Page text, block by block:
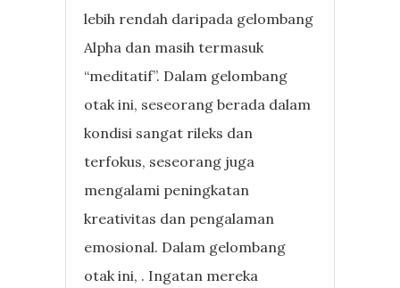
lebih rendah daripada gelombang
Alpha dan masih termasuk
“meditatif”. Dalam gelombang
otak ini, seseorang berada dalam
kondisi sangat rileks dan
terfokus, seseorang juga
mengalami peningkatan
kreativitas dan pengalaman
emosional. Dalam gelombang
otak ini, . Ingatan mereka